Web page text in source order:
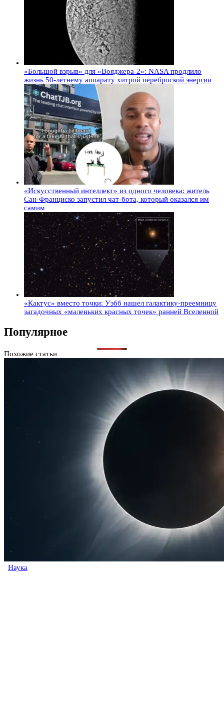
«Большой взрыв» для «Вояджера-2»: NASA продлило
жизнь 50-летнему аппарату хитрой переброской энергии
«Искусственный интеллект» из одного человека: житель
Сан-Франциско запустил чат-бота, который оказался им
самим
«Кактус» вместо точки: Уэбб нашел галактику-преемницу
загадочных «маленьких красных точек» ранней Вселенной
Популярное
Похожие статьи
Наука